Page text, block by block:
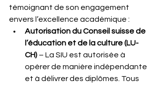
témoignant de son engagement
envers l’excellence académique :
Autorisation du Conseil suisse de
l’éducation et de la culture (LU-
CH) – La SIU est autorisée à
opérer de manière indépendante
et à délivrer des diplômes. Tous